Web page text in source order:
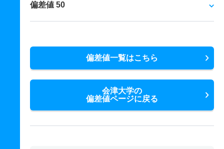
偏差値 50
偏差値一覧はこちら
会津大学の
偏差値ページに戻る